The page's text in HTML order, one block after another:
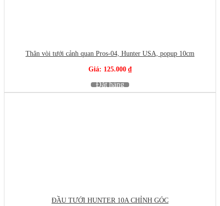
Thân vòi tưới cảnh quan Pros-04, Hunter USA, popup 10cm
Giá: 125.000 ₫
Đặt hàng
ĐẦU TƯỚI HUNTER 10A CHỈNH GÓC